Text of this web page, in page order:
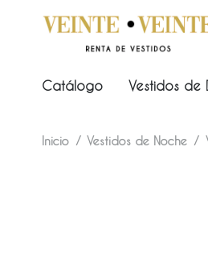
Catálogo Vestidos de
Inicio / Vestidos de Noche /